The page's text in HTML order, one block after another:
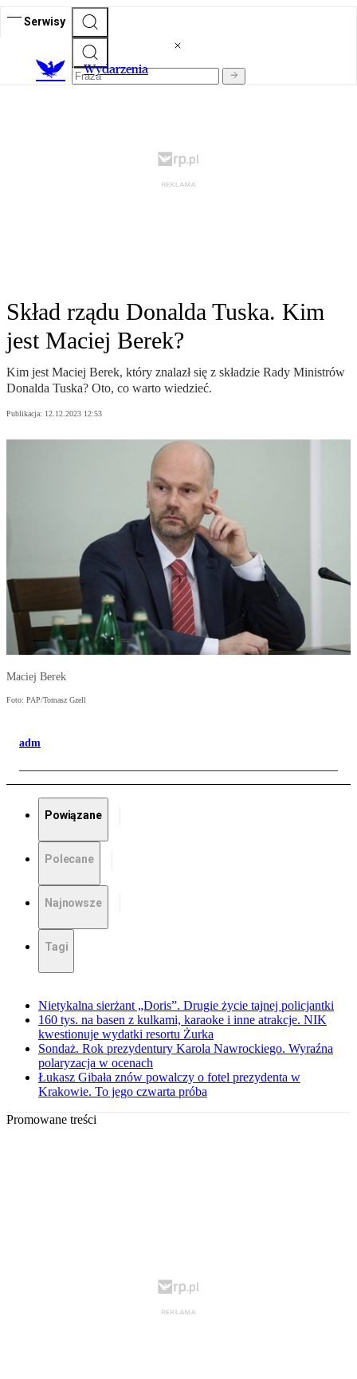
Serwisy
Wydarzenia
Skład rządu Donalda Tuska. Kim
jest Maciej Berek?
Kim jest Maciej Berek, który znalazł się z składzie Rady Ministrów
Donalda Tuska? Oto, co warto wiedzieć.
Publikacja: 12.12.2023 12:53
Maciej Berek
Foto: PAP/Tomasz Gzell
adm
Powiązane
Polecane
Najnowsze
Tagi
Nietykalna sierżant „Doris”. Drugie życie tajnej policjantki
160 tys. na basen z kulkami, karaoke i inne atrakcje. NIK
kwestionuje wydatki resortu Żurka
Sondaż. Rok prezydentury Karola Nawrockiego. Wyraźna
polaryzacja w ocenach
Łukasz Gibała znów powalczy o fotel prezydenta w
Krakowie. To jego czwarta próba
Promowane treści